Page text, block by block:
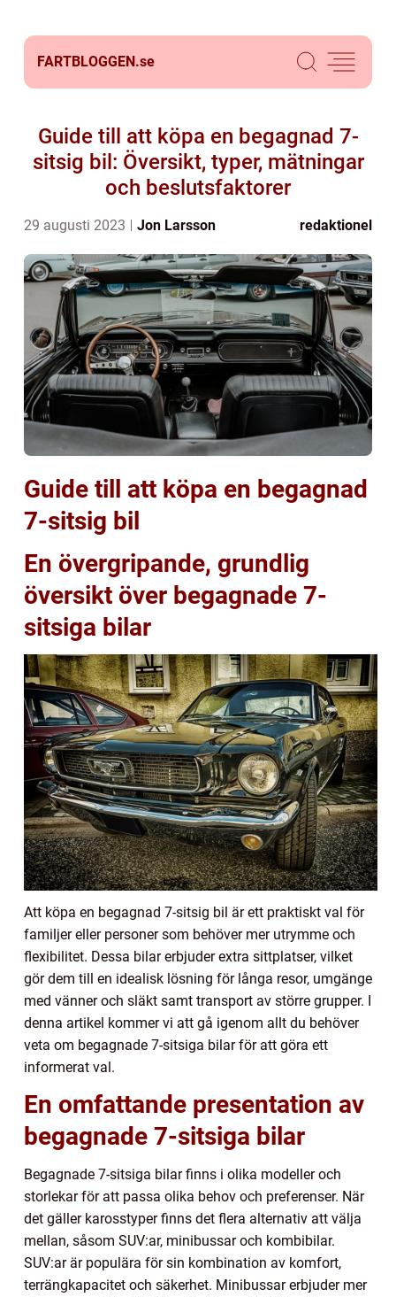
FARTBLOGGEN.se
Guide till att köpa en begagnad 7-
sitsig bil: Översikt, typer, mätningar
och beslutsfaktorer
29 augusti 2023 Jon Larsson redaktionel
Guide till att köpa en begagnad
7-sitsig bil
En övergripande, grundlig
översikt över begagnade 7-
sitsiga bilar
Att köpa en begagnad 7-sitsig bil är ett praktiskt val för
familjer eller personer som behöver mer utrymme och
flexibilitet. Dessa bilar erbjuder extra sittplatser, vilket
gör dem till en idealisk lösning för långa resor, umgänge
med vänner och släkt samt transport av större grupper. I
denna artikel kommer vi att gå igenom allt du behöver
veta om begagnade 7-sitsiga bilar för att göra ett
informerat val.
En omfattande presentation av
begagnade 7-sitsiga bilar
Begagnade 7-sitsiga bilar finns i olika modeller och
storlekar för att passa olika behov och preferenser. När
det gäller karosstyper finns det flera alternativ att välja
mellan, såsom SUV:ar, minibussar och kombibilar.
SUV:ar är populära för sin kombination av komfort,
terrängkapacitet och säkerhet. Minibussar erbjuder mer